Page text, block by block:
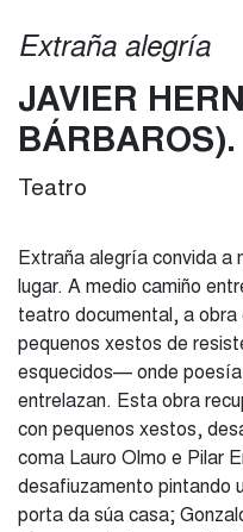
Extraña alegría
JAVIER
BÁRBAROS)
Teatro
Extraña alegría convida a
lugar. A medio camiño
teatro documental, a obra
pequenos xestos de
esquecidos— onde
entrelazan. Esta obra
con pequenos xestos,
coma Lauro Olmo e Pilar
desafiuzamento pintando
porta da súa casa;